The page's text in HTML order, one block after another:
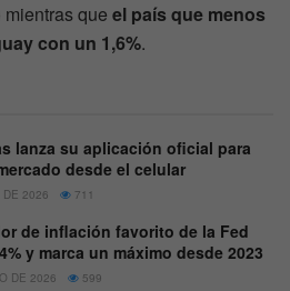
que el país que menos
con un 1,6%.
lanza su aplicación oficial para
desde el celular
DE 2026 711
de inflación favorito de la Fed
y marca un máximo desde 2023
DE 2026 599